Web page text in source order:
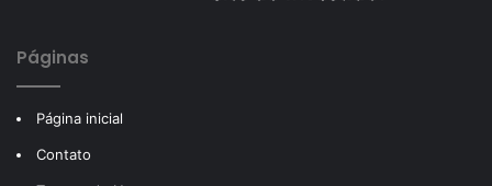
Páginas
Página inicial
Contato